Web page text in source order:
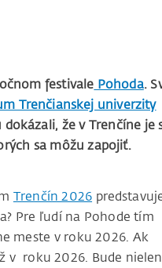
festivale Pohoda.
Trenčianskej univerzity
že v Trenčíne je
sa môžu zapojiť.
Trenčín 2026
Pre ľudí na Pohode tím
meste v roku 2026. Ak
v roku 2026. Bude nielen